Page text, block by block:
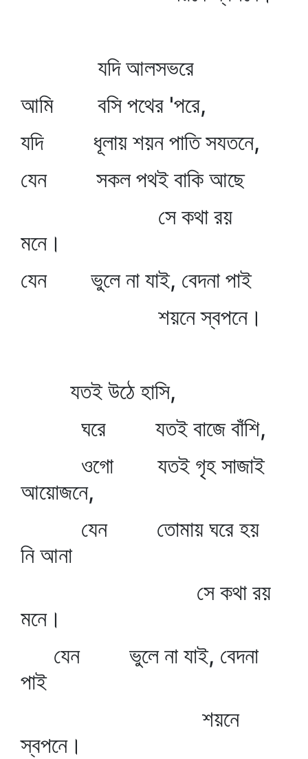
যদি আলসভরে
আমি বসি পথের 'পরে,
যদি ধূলায় শয়ন পাতি সযতনে,
যেন সকল পথই বাকি আছে
সে কথা রয়
মনে।
যেন ভুলে না যাই, বেদনা পাই
শয়নে স্বপনে।
যতই উঠে হাসি,
ঘরে যতই বাজে বাঁশি,
ওগো যতই গৃহ সাজাই
আয়োজনে,
যেন তোমায় ঘরে হয়
নি আনা
সে কথা রয়
মনে।
যেন ভুলে না যাই, বেদনা
পাই
শয়নে
স্বপনে।